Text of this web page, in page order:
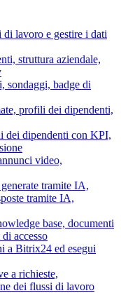
lavoro e gestire i dati
struttura aziendale,
sondaggi, badge di
profili dei dipendenti,
dei dipendenti con KPI,
video,
tramite IA,
tramite IA,
base, documenti
accesso
a Bitrix24 ed esegui
a richieste,
dei flussi di lavoro